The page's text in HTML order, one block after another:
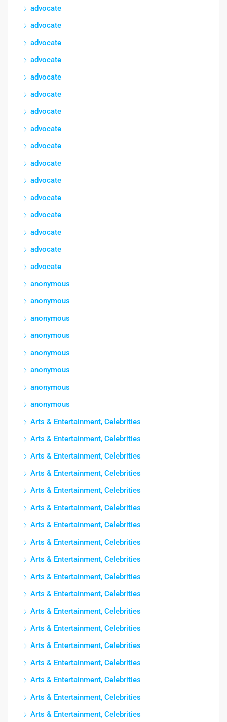
advocate
advocate
advocate
advocate
advocate
advocate
advocate
advocate
advocate
advocate
advocate
advocate
advocate
advocate
advocate
advocate
anonymous
anonymous
anonymous
anonymous
anonymous
anonymous
anonymous
anonymous
Arts & Entertainment, Celebrities
Arts & Entertainment, Celebrities
Arts & Entertainment, Celebrities
Arts & Entertainment, Celebrities
Arts & Entertainment, Celebrities
Arts & Entertainment, Celebrities
Arts & Entertainment, Celebrities
Arts & Entertainment, Celebrities
Arts & Entertainment, Celebrities
Arts & Entertainment, Celebrities
Arts & Entertainment, Celebrities
Arts & Entertainment, Celebrities
Arts & Entertainment, Celebrities
Arts & Entertainment, Celebrities
Arts & Entertainment, Celebrities
Arts & Entertainment, Celebrities
Arts & Entertainment, Celebrities
Arts & Entertainment, Celebrities